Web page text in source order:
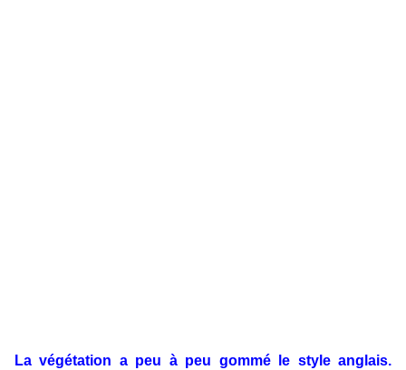
La végétation a peu à peu gommé le style anglais.